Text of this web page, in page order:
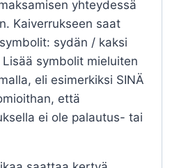
yhteydessä
Kaiverrukseen saat
sydän / kaksi
symbolit mieluiten
eli esimerkiksi SINÄ
että
ei ole palautus- tai